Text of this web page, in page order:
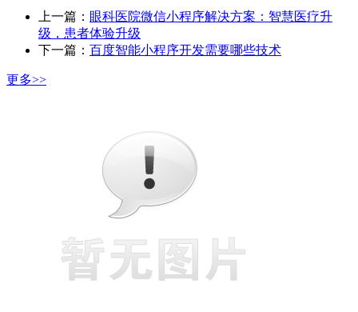
上一篇： 眼科医院微信小程序解决方案：智慧医疗升
级，患者体验升级
下一篇： 百度智能小程序开发需要哪些技术
更多>>